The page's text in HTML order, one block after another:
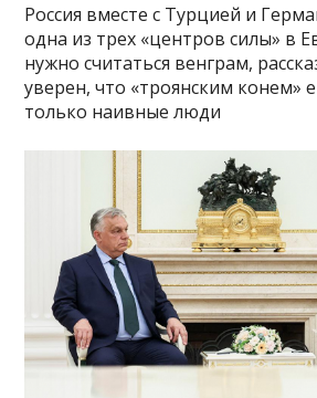
Россия вместе с Турцией и
одна из трех «центров силы» в
нужно считаться венграм,
уверен, что «троянским конем»
только наивные люди